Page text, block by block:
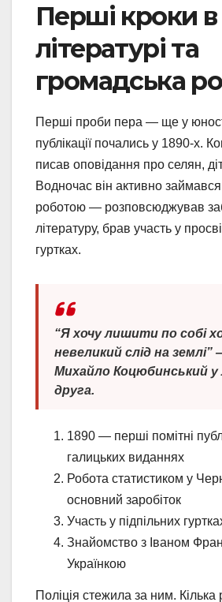
Перші кроки в
літературі та
громадська
Перші проби пера — ще у
публікації почались у 1890-х.
писав оповідання про селян,
Водночас він активно
роботою — розповсюджував
літературу, брав участь у
гуртках.
“Я хочу лишити по собі
невеликий слід на землі”
Михайло Коцюбинський у
друга.
1890 — перші помітні
галицьких виданнях
Робота статистиком у
основний заробіток
Участь у підпільних
Знайомство з Іваном
Українкою
Поліція стежила за ним. Кілька